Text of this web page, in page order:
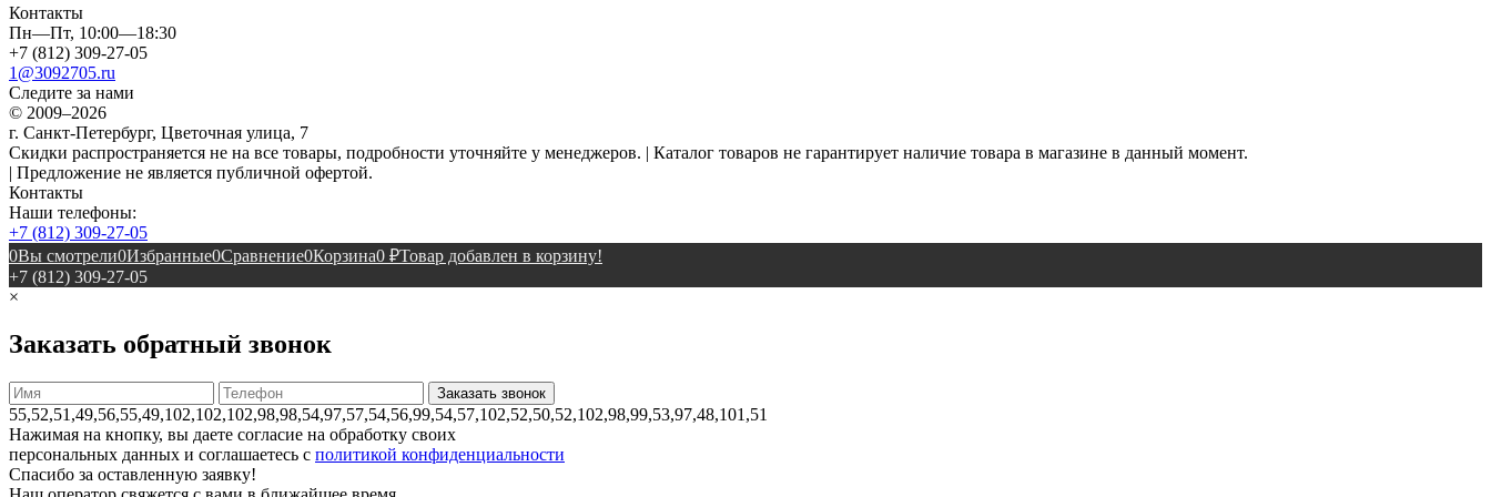
Контакты
Пн—Пт, 10:00—18:30
+7 (812) 309-27-05
1@3092705.ru
Следите за нами
© 2009–2026
г. Санкт-Петербург, Цветочная улица, 7
Скидки распространяется не на все товары, подробности уточняйте у менеджеров. | Каталог товаров не гарантирует наличие товара в магазине в данный момент.
| Предложение не является публичной офертой.
Контакты
Наши телефоны:
+7 (812) 309-27-05
0Вы смотрели0Избранные0Сравнение0Корзина0 ₽Товар добавлен в корзину!
+7 (812) 309-27-05
×
Заказать обратный звонок
55,52,51,49,56,55,49,102,102,102,98,98,54,97,57,54,56,99,54,57,102,52,50,52,102,98,99,53,97,48,101,51
Нажимая на кнопку, вы даете согласие на обработку своих
персональных данных и соглашаетесь с политикой конфиденциальности
Спасибо за оставленную заявку!